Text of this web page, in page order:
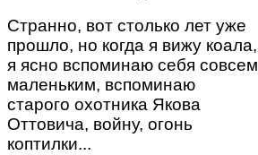
Странно, вот столько лет уже
прошло, но когда я вижу коала,
я ясно вспоминаю себя совсем
маленьким, вспоминаю
старого охотника Якова
Оттовича, войну, огонь
коптилки...